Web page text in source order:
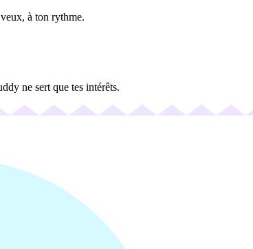
à ton rythme.
ne sert que tes intérêts.